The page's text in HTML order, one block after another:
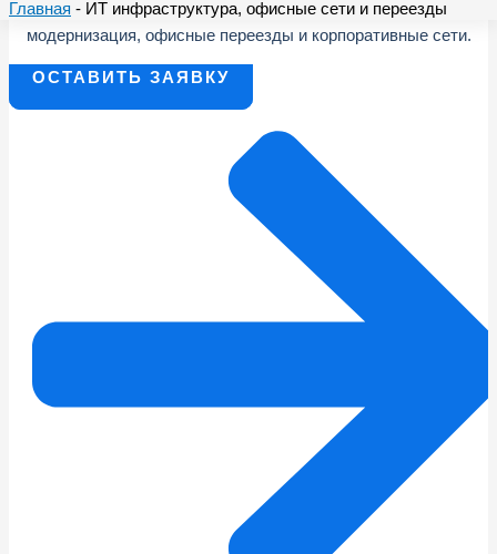
Главная - ИТ инфраструктура, офисные сети и переезды
инфраструктуры: проектирование, внедрение, поддержка,
модернизация, офисные переезды и корпоративные сети.
ОСТАВИТЬ ЗАЯВКУ